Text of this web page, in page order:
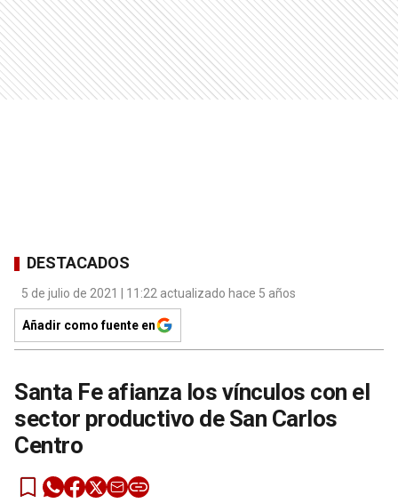
DESTACADOS
5 de julio de 2021 | 11:22 actualizado hace 5 años
Añadir como fuente en
Santa Fe afianza los vínculos con el
sector productivo de San Carlos
Centro